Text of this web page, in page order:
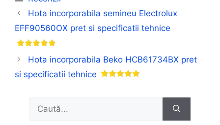
Hota incorporabila semineu Electrolux
EFF90560OX pret si specificatii tehnice
Hota incorporabila Beko HCB61734BX pret
si specificatii tehnice
după: